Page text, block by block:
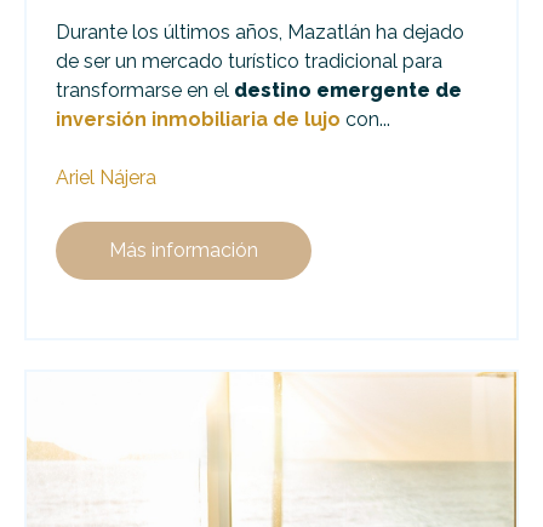
Durante los últimos años, Mazatlán ha dejado
de ser un mercado turístico tradicional para
transformarse en el destino emergente de
inversión inmobiliaria de lujo con...
Ariel Nájera
Más información